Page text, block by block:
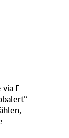
via E-